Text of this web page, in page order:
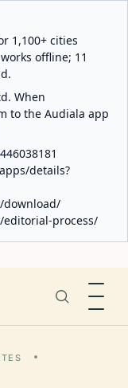
1,100+ cities
offline; 11
When
to the Audiala app
details?
download/
process/